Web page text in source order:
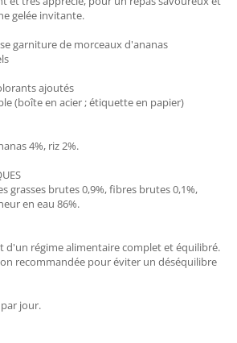
gelée invitante.
garniture de morceaux d'ananas
ajoutés
(boîte en acier ; étiquette en papier)
4%, riz 2%.
grasses brutes 0,9%, fibres brutes 0,1%,
en eau 86%.
d'un régime alimentaire complet et équilibré.
recommandée pour éviter un déséquilibre
jour.